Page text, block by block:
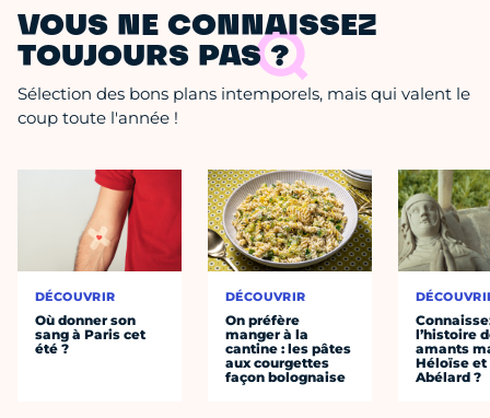
VOUS NE CONNAISSEZ
TOUJOURS PAS ?
Sélection des bons plans intemporels, mais qui valent le
coup toute l'année !
DÉCOUVRIR
Où donner son
sang à Paris cet
été ?
DÉCOUVRIR
On préfère
manger à la
cantine : les pâtes
aux courgettes
façon bolognaise
l’histoire
amants
Héloïse et
Abélard ?